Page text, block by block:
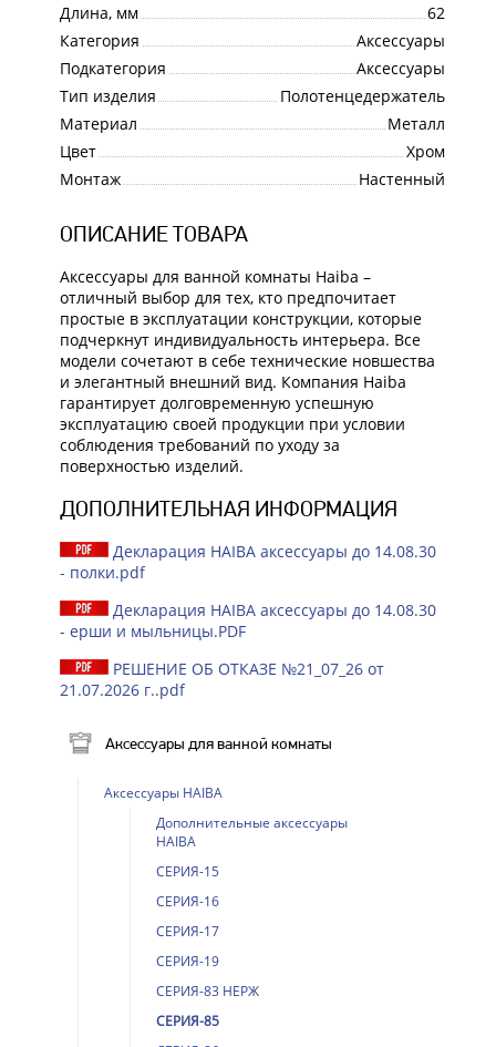
Длина, мм
62
Категория
Аксессуары
Подкатегория
Аксессуары
Тип изделия
Полотенцедержатель
Материал
Металл
Цвет
Хром
Монтаж
Настенный
ОПИСАНИЕ ТОВАРА
Аксессуары для ванной комнаты Haiba –
отличный выбор для тех, кто предпочитает
простые в эксплуатации конструкции, которые
подчеркнут индивидуальность интерьера. Все
модели сочетают в себе технические новшества
и элегантный внешний вид. Компания Haiba
гарантирует долговременную успешную
эксплуатацию своей продукции при условии
соблюдения требований по уходу за
поверхностью изделий.
ДОПОЛНИТЕЛЬНАЯ ИНФОРМАЦИЯ
Декларация HAIBA аксессуары до 14.08.30
- полки.pdf
Декларация HAIBA аксессуары до 14.08.30
- ерши и мыльницы.PDF
РЕШЕНИЕ ОБ ОТКАЗЕ №21_07_26 от
21.07.2026 г..pdf
Аксессуары для ванной комнаты
Аксессуары HAIBA
Дополнительные аксессуары
HAIBA
СЕРИЯ-15
СЕРИЯ-16
СЕРИЯ-17
СЕРИЯ-19
СЕРИЯ-83 НЕРЖ
СЕРИЯ-85